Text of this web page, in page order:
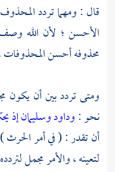
قال : ومهما تردد
الأحسن ؛ لأن الله
محذوفه أحسن
ومتى تردد بين أن يكون
نحو :وداود وسليمان إذ
أن تقدر : ( في أمر
لتعينه ، والأمر مجمل